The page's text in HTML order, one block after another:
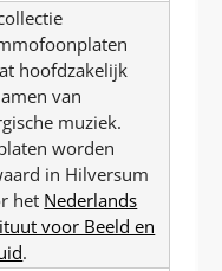
hoofdzakelijk
van
muziek.
worden
in Hilversum
het Nederlands
voor Beeld en
.